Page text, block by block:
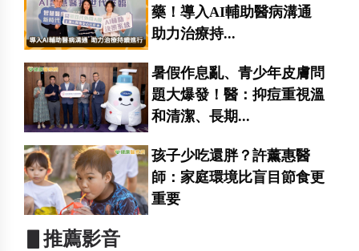
藥！導入AI輔助醫病溝通
助力治療持...
暑假作息亂、青少年皮膚問
題大爆發！醫：抑痘重視溫
和清潔、長期...
孩子少吃還胖？許薰惠醫
師：家庭環境比盲目節食更
重要
▋推薦影音